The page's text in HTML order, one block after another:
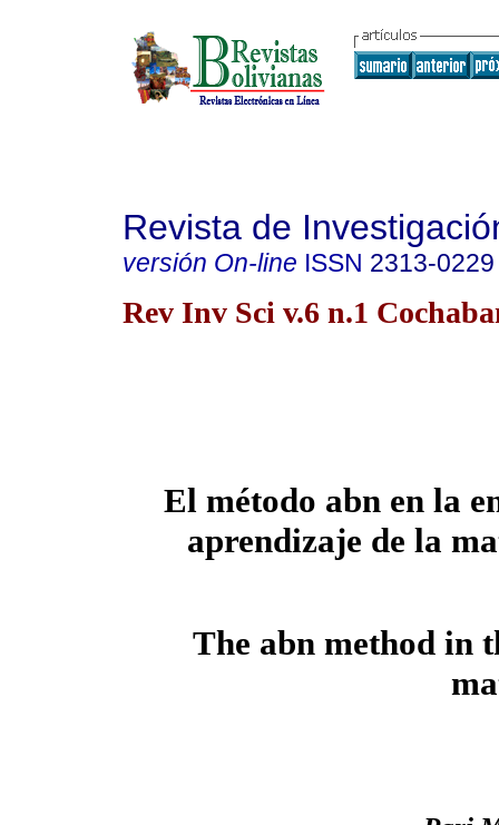
Revista de
versión On-line ISSN 2313-0229
Rev Inv Sci v.6 n.1
El método abn en la
aprendizaje de la
The abn method in